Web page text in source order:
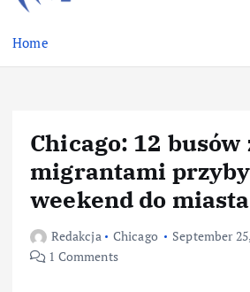
Home
Chicago: 12 busów
migrantami
weekend do miasta
Redakcja Chicago
September
1 Comments